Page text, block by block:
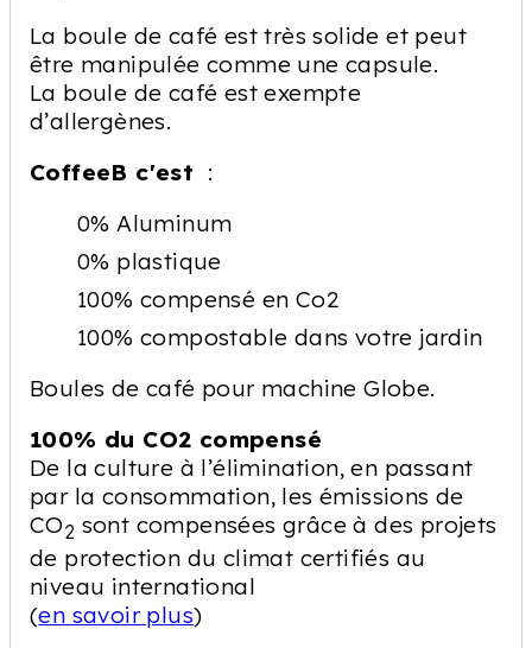
La boule de café est très solide et peut
être manipulée comme une capsule.
La boule de café est exempte
d’allergènes.
CoffeeB c'est :
0% Aluminum
0% plastique
100% compensé en Co2
100% compostable dans votre jardin
Boules de café pour machine Globe.
100% du CO2 compensé
De la culture à l’élimination, en passant
par la consommation, les émissions de
CO2 sont compensées grâce à des projets
de protection du climat certifiés au
niveau international
(en savoir plus)